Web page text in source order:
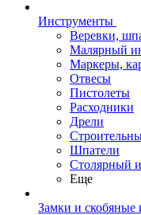
Инструменты
Веревки,
Малярный
Маркеры,
Отвесы
Пистолеты
Расходники
Дрели
Шпатели
Столярный
Еще
Замки и скобяные